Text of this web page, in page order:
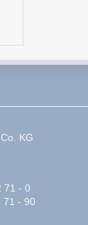
KG
71 - 0
71 - 90